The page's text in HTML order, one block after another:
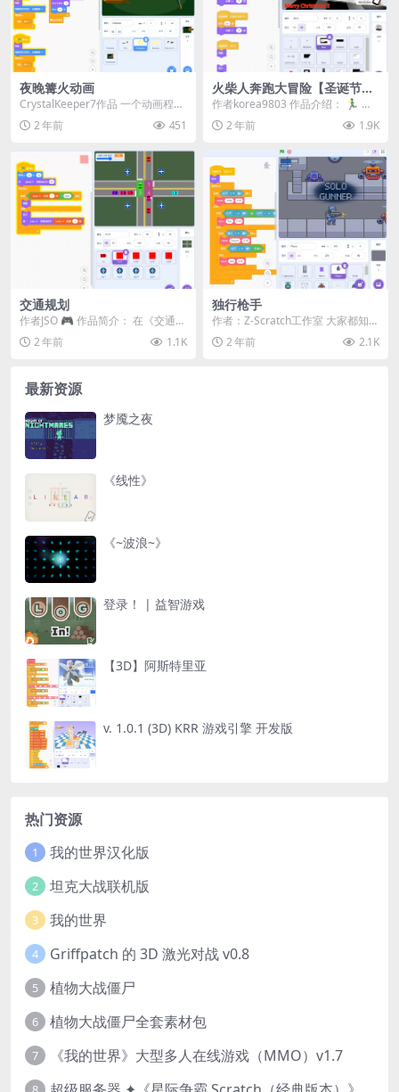
夜晚篝火动画
CrystalKeeper7作品 一个动画程
序，静静赏析。 作品中的素材都是
用s...2 年前 451
火柴人奔跑大冒险【圣诞节
版】
作者korea9803 作品介绍： 🏃‍♂️ 欢
迎来到《火柴人奔跑大冒险》！
🌟...2 年前 1.9K
交通规划
作者JSO 🎮 作品简介： 在《交通规
划》这款Scratch作品中，你将扮演
一位...2 年前 1.1K
独行枪手
作者：Z-Scratch工作室 大家都知道
平台游戏是怎么玩的。 这是我在一
个S....2 年前 2.1K
最新资源
梦魇之夜
《线性》
《~波浪~》
登录！ | 益智游戏
【3D】阿斯特里亚
v. 1.0.1 (3D) KRR 游戏引擎 开发版
热门资源
1 我的世界汉化版
2 坦克大战联机版
3 我的世界
4 Griffpatch 的 3D 激光对战 v0.8
5 植物大战僵尸
6 植物大战僵尸全套素材包
7 《我的世界》大型多人在线游戏（MMO）v1.7